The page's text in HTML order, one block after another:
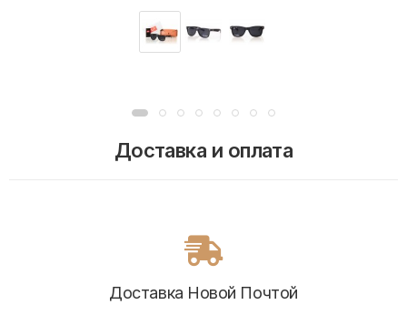
Доставка и оплата
Доставка Новой Почтой